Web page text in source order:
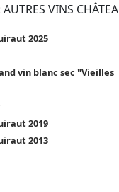
VINS
2025
vin blanc sec "Vieilles
2019
2013